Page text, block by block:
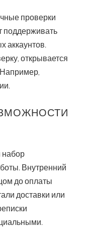
проверки
поддерживать
аккаунтов.
открывается
набор
Внутренний
до оплаты
доставки или